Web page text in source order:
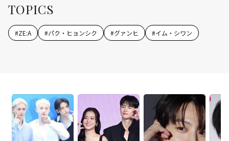
TOPICS
#ZE:A #パク・ヒョンシク #グァンヒ #イム・シワン